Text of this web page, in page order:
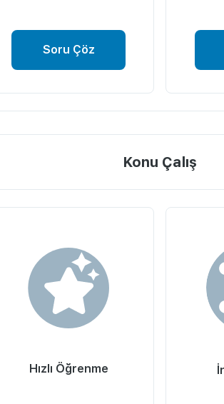
Soru Çöz
Konu Çalış
Hızlı Öğrenme